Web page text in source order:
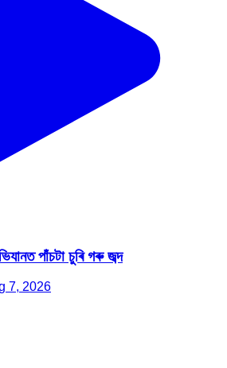
পাঁচটা চুৰি গৰু জব্দ
7, 2026